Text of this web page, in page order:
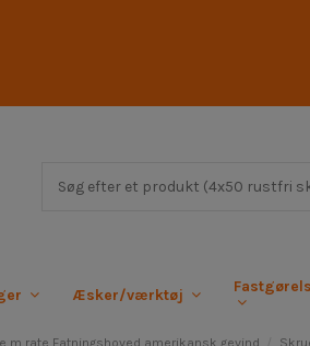
Æsker/værktøj
m rate Fatningshoved amerikansk gevind